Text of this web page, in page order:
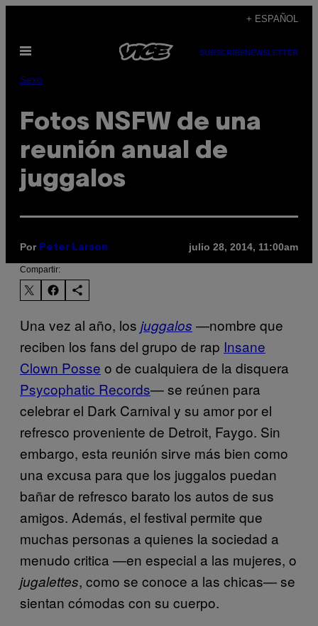
contenido
+ ESPAÑOL
Abrir
SUBSCRIBENEWSLETTER
Sexo
Fotos NSFW de una
reunión anual de
juggalos
Por Peter Larson julio 28, 2014, 11:00am
Compartir:
Una vez al año, los juggalos —nombre que
reciben los fans del grupo de rap Insane
Clown Posse o de cualquiera de la disquera
Psycophatic Records— se reúnen para
celebrar el Dark Carnival y su amor por el
refresco proveniente de Detroit, Faygo. Sin
embargo, esta reunión sirve más bien como
una excusa para que los juggalos puedan
bañar de refresco barato los autos de sus
amigos. Además, el festival permite que
muchas personas a quienes la sociedad a
menudo critica —en especial a las mujeres, o
jugalettes, como se conoce a las chicas— se
sientan cómodas con su cuerpo.